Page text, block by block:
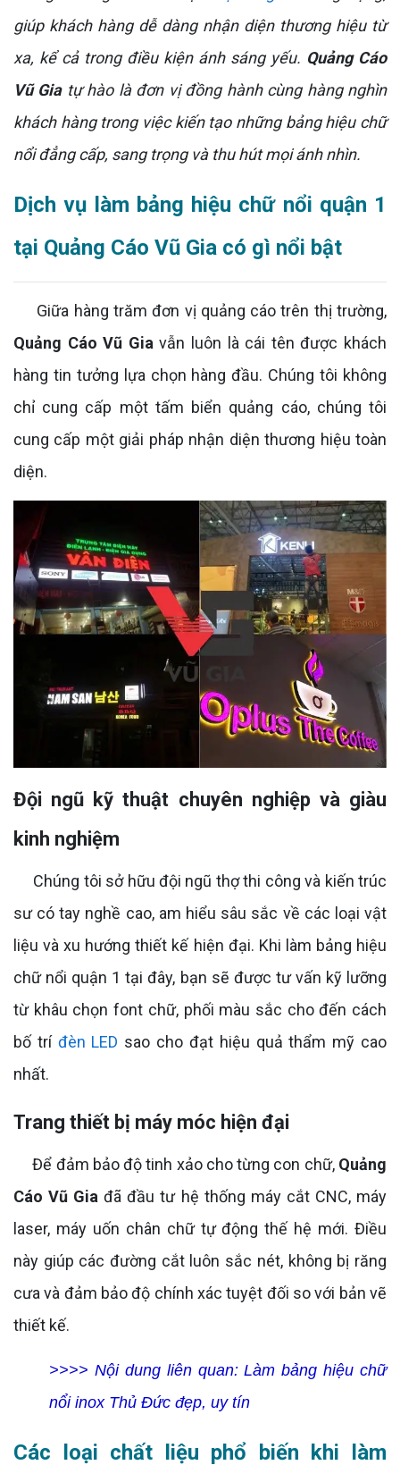
giúp khách hàng dễ dàng nhận diện thương hiệu từ
xa, kể cả trong điều kiện ánh sáng yếu. Quảng Cáo
Vũ Giatự hào là đơn vị đồng hành cùng hàng nghìn
khách hàng trong việc kiến tạo những bảng hiệu chữ
nổi đẳng cấp, sang trọng và thu hút mọi ánh nhìn.
Dịch vụ làm bảng hiệu chữ nổi quận 1
tại Quảng Cáo Vũ Gia có gì nổi bật
Giữa hàng trăm đơn vị quảng cáo trên thị trường,
Quảng Cáo Vũ Gia vẫn luôn là cái tên được khách
hàng tin tưởng lựa chọn hàng đầu. Chúng tôi không
chỉ cung cấp một tấm biển quảng cáo, chúng tôi
cung cấp một giải pháp nhận diện thương hiệu toàn
diện.
Đội ngũ kỹ thuật chuyên nghiệp và giàu
kinh nghiệm
Chúng tôi sở hữu đội ngũ thợ thi công và kiến trúc
sư có tay nghề cao, am hiểu sâu sắc về các loại vật
liệu và xu hướng thiết kế hiện đại. Khi làm bảng hiệu
chữ nổi quận 1 tại đây, bạn sẽ được tư vấn kỹ lưỡng
từ khâu chọn font chữ, phối màu sắc cho đến cách
bố trí đèn LED sao cho đạt hiệu quả thẩm mỹ cao
nhất.
Trang thiết bị máy móc hiện đại
Để đảm bảo độ tinh xảo cho từng con chữ, Quảng
Cáo Vũ Gia đã đầu tư hệ thống máy cắt CNC, máy
laser, máy uốn chân chữ tự động thế hệ mới. Điều
này giúp các đường cắt luôn sắc nét, không bị răng
cưa và đảm bảo độ chính xác tuyệt đối so với bản vẽ
thiết kế.
>>>> Nội dung liên quan:Làm bảng hiệu chữ
nổi inox Thủ Đức đẹp, uy tín
Các loại chất liệu phổ biến khi làm